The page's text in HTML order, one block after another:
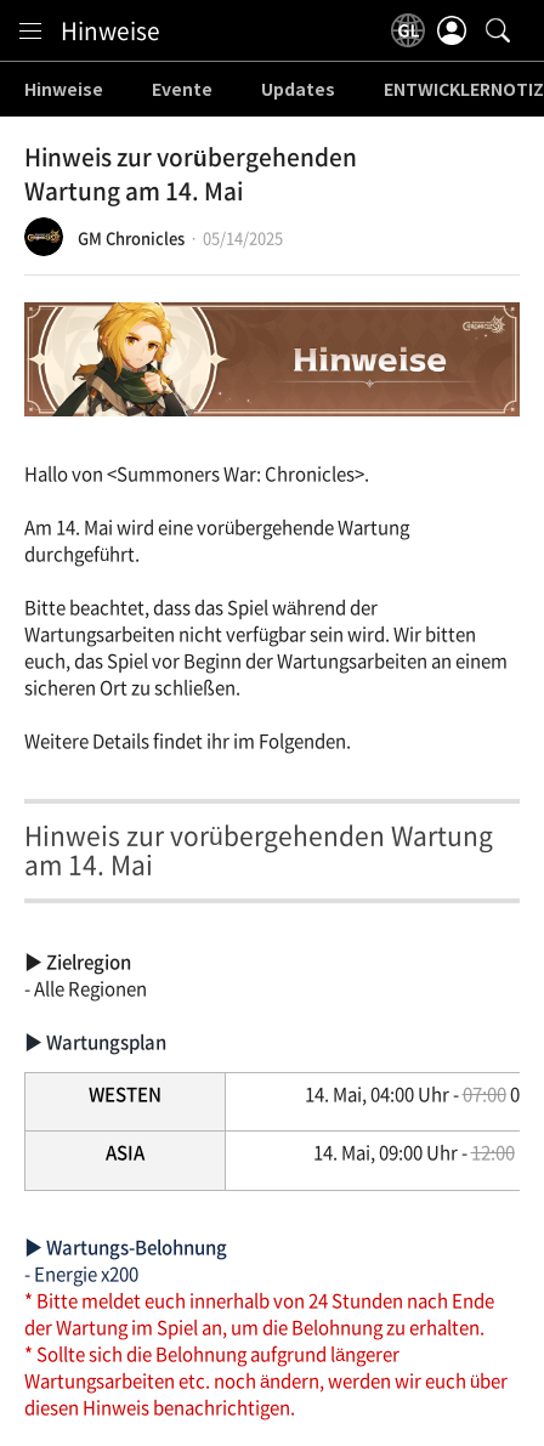
Hinweise
Hinweise Evente Updates ENTWICKLERNOTIZ
Hinweis zur vorübergehenden
Wartung am 14. Mai
GM Chronicles 05/14/2025
Hallo von <Summoners War: Chronicles>.
Am 14. Mai wird eine vorübergehende Wartung
durchgeführt.
Bitte beachtet, dass das Spiel während der
Wartungsarbeiten nicht verfügbar sein wird. Wir bitten
euch, das Spiel vor Beginn der Wartungsarbeiten an einem
sicheren Ort zu schließen.
Weitere Details findet ihr im Folgenden.
Hinweis zur vorübergehenden Wartung
am 14. Mai
▶ Zielregion
- Alle Regionen
▶ Wartungsplan
WESTEN
14. Mai, 04:00 Uhr -07:00
ASIA 14. Mai, 09:00 Uhr -12:00
▶ Wartungs-Belohnung
- Energie x200
* Bitte meldet euch innerhalb von 24 Stunden nach Ende
der Wartung im Spiel an, um die Belohnung zu erhalten.
* Sollte sich die Belohnung aufgrund längerer
Wartungsarbeiten etc. noch ändern, werden wir euch über
diesen Hinweis benachrichtigen.